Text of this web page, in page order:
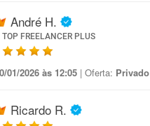
André H.
TOP FREELANCER PLUS
01/2026 às 12:05 | Oferta: Privado
Ricardo R.